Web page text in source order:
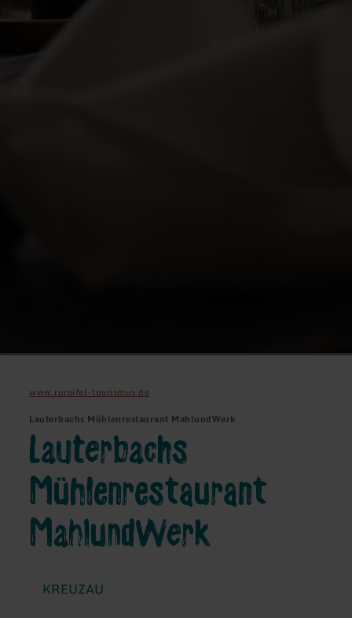
www.rureifel-tourismus.de
Lauterbachs Mühlenrestaurant MahlundWerk
Lauterbachs
Mühlenrestaurant
MahlundWerk
KREUZAU